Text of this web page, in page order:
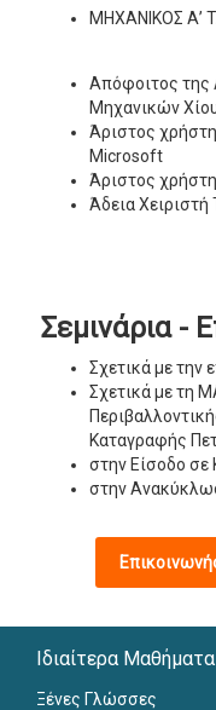
ΜΗΧΑΝΙΚΟΣ Α’
Απόφοιτος της
Μηχανικών
Άριστος
Microsoft
Άριστος
Άδεια
Σεμινάρια -
Σχετικά με την
Σχετικά με τη
Καταγραφής
στην Είσοδο
στην
Ιδιαίτερα Μαθήματα
Ξένες Γλώσσες